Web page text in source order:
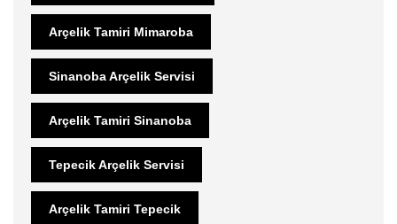
Arçelik Tamiri Mimaroba
Sinanoba Arçelik Servisi
Arçelik Tamiri Sinanoba
Tepecik Arçelik Servisi
Arçelik Tamiri Tepecik